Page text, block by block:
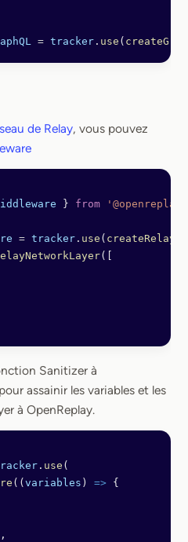
= tracker . use (
de Relay, vous pouvez
} from
= tracker . use (
([
Sanitizer à
pour assainir les variables et les
à OpenReplay.
. use (
(( variables ) => {
,